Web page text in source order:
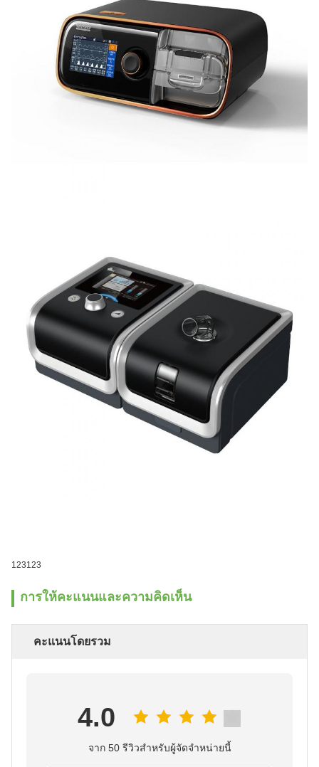
123123
การให้คะแนนและความคิดเห็น
คะแนนโดยรวม
4.0
จาก 50 รีวิวสําหรับผู้จัดจําหน่ายนี้